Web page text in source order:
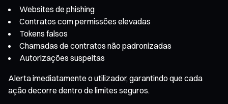
Websites de phishing
Contratos com permissões elevadas
Tokens falsos
Chamadas de contratos não padronizadas
Autorizações suspeitas
Alerta imediatamente o utilizador, garantindo que cada
ação decorre dentro de limites seguros.